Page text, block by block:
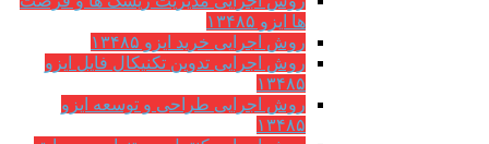
ها ایزو ۱۳۴۸۵
روش اجرایی خرید ایزو ۱۳۴۸۵
روش اجرایی تدوین تکنیکال فایل ایزو
۱۳۴۸۵
روش اجرایی طراحی و توسعه ایزو
۱۳۴۸۵